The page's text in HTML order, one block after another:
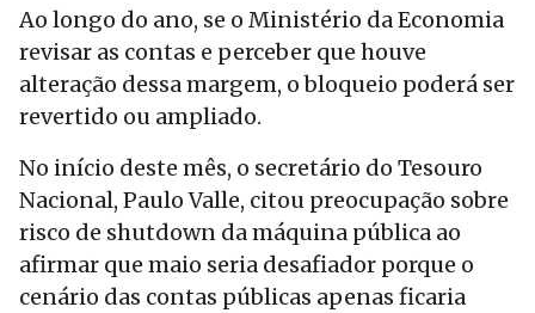
Ao longo do ano, se o Ministério da Economia
revisar as contas e perceber que houve
alteração dessa margem, o bloqueio poderá ser
revertido ou ampliado.
No início deste mês, o secretário do Tesouro
Nacional, Paulo Valle, citou preocupação sobre
risco de shutdown da máquina pública ao
afirmar que maio seria desafiador porque o
cenário das contas públicas apenas ficaria